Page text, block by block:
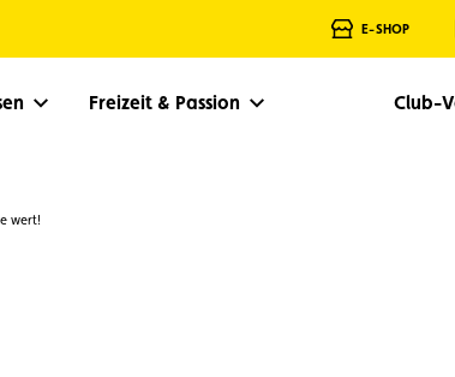
E-SHOP
Freizeit & Passion Club-
wert!